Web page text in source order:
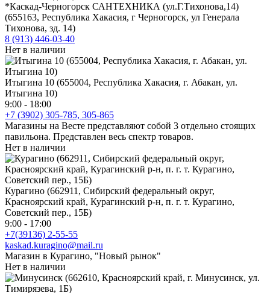
*Каскад-Черногорск САНТЕХНИКА (ул.Г.Тихонова,14)
(655163, Республика Хакасия, г Черногорск, ул Генерала
Тихонова, зд. 14)
8 (913) 446-03-40
Нет в наличии
Итыгина 10 (655004, Республика Хакасия, г. Абакан, ул.
Итыгина 10)
9:00 - 18:00
+7 (3902) 305-785, 305-865
Магазины на Весте представляют собой 3 отдельно стоящих
павильона. Представлен весь спектр товаров.
Нет в наличии
Курагино (662911, Сибирский федеральный округ,
Красноярский край, Курагинский р-н, п. г. т. Курагино,
Советский пер., 15Б)
9:00 - 17:00
+7(39136) 2-55-55
kaskad.kuragino@mail.ru
Магазин в Курагино, "Новый рынок"
Нет в наличии